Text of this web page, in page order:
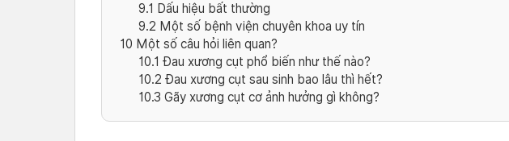
9.1 Dấu hiệu bất thường
9.2 Một số bệnh viện chuyên khoa uy tín
10 Một số câu hỏi liên quan?
10.1 Đau xương cụt phổ biến như thế nào?
10.2 Đau xương cụt sau sinh bao lâu thì hết?
10.3 Gãy xương cụt cơ ảnh hưởng gì không?